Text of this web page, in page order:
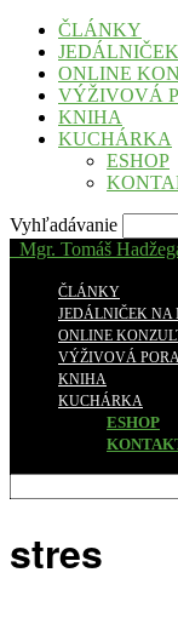
ČLÁNKY
ONLINE
VÝŽIVOVÁ
KNIHA
KUCHÁRKA
ESHOP
Vyhľadávanie
Mgr. Tomáš
ČLÁNKY
JEDÁLNIČEK NA
ONLINE
VÝŽIVOVÁ
KNIHA
KUCHÁRKA
ESHOP
stres